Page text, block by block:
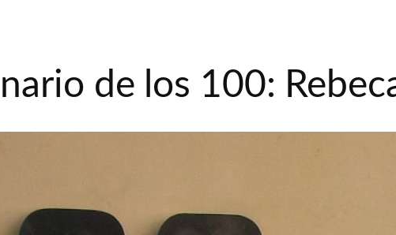
de los 100: